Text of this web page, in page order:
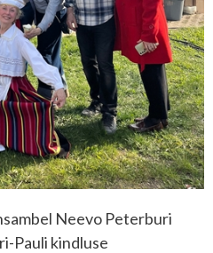
Neevo Peterburi
Pauli kindluse